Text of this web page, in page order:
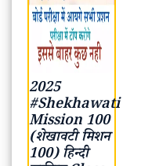
(शेखावटी मिशन
100) हिन्दी
साहित्य Class
12 PDF
–
Class